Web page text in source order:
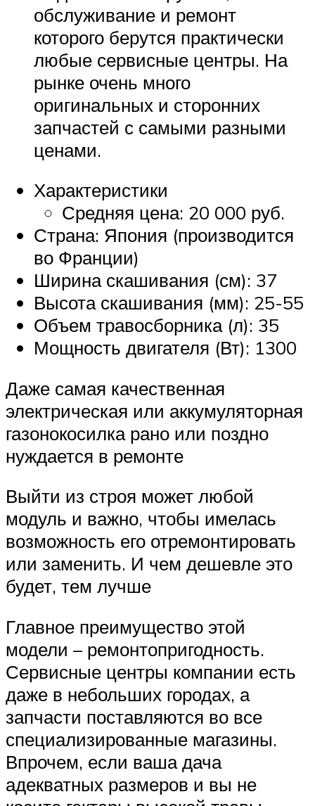
обслуживание и ремонт
которого берутся практически
любые сервисные центры. На
рынке очень много
оригинальных и сторонних
запчастей с самыми разными
ценами.
Характеристики
Средняя цена: 20 000 руб.
Страна: Япония (производится
во Франции)
Ширина скашивания (см): 37
Высота скашивания (мм): 25-55
Объем травосборника (л): 35
Мощность двигателя (Вт): 1300
Даже самая качественная
электрическая или аккумуляторная
газонокосилка рано или поздно
нуждается в ремонте
Выйти из строя может любой
модуль и важно, чтобы имелась
возможность его отремонтировать
или заменить. И чем дешевле это
будет, тем лучше
Главное преимущество этой
модели – ремонтопригодность.
Сервисные центры компании есть
даже в небольших городах, а
запчасти поставляются во все
специализированные магазины.
Впрочем, если ваша дача
адекватных размеров и вы не